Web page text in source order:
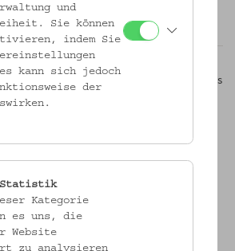
im Museum.
den Film aus dem Fotoapparat und los
und Chemikalien vertraut und
Abzüge unter fachkundiger Anleitung.
mitnehmen!
ist begrenzt!
und
Sie können
indem Sie
kann sich jedoch
der
Statistik
Kategorie
es uns, die
Website
zu analysieren